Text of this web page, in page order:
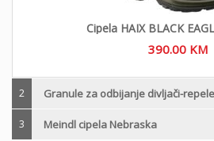
Cipela HAIX BLACK
390.00 KM
2 Granule za odbijanje divljači-
3 Meindl cipela Nebraska